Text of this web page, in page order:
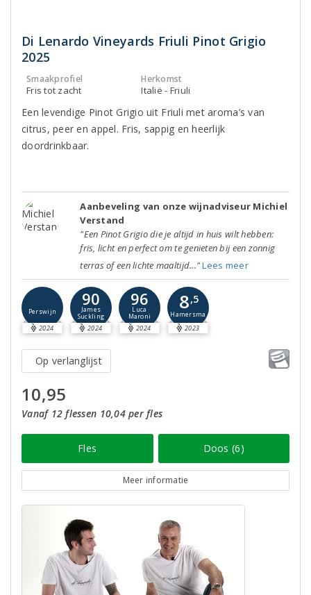
Di Lenardo Vineyards Friuli Pinot Grigio
2025
Smaakprofiel
Fris tot zacht
Herkomst
Italië - Friuli
Een levendige Pinot Grigio uit Friuli met aroma’s van
citrus, peer en appel. Fris, sappig en heerlijk
doordrinkbaar.
Aanbeveling van onze wijnadviseur Michiel
Verstand
"Een Pinot Grigio die je altijd in huis wilt hebben:
fris, licht en perfect om te genieten bij een zonnig
terras of een lichte maaltijd..."Lees meer
Perswijn
2024
90
James
Suckling
2024
96
Luca
Maroni
2024
8,5
Hamersma
2023
Op verlanglijst
10,95
Vanaf 12 flessen 10,04 per fles
Fles Doos (6)
Meer informatie